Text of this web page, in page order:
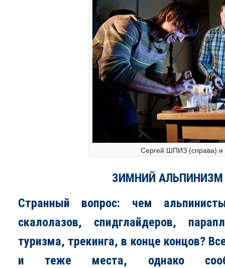
Сергей ШПИЗ (справа)
ЗИМНИЙ АЛЬПИНИЗМ
Странный вопрос: чем
скалолазов, спидглайдеров,
туризма, трекинга, в конце концов?
и теже места, однако